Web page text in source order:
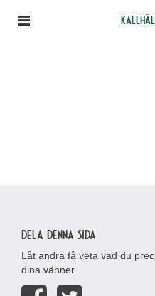
Dela denna sida
Låt andra få veta vad du
dina vänner.